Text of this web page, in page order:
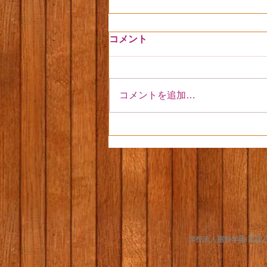
ちょうちょに夢中
コメント
コメントを追加…
学校法人富野学園 認